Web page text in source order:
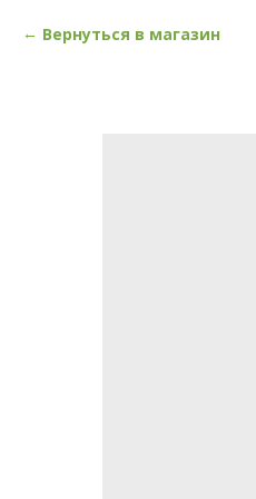
Вернуться в магазин